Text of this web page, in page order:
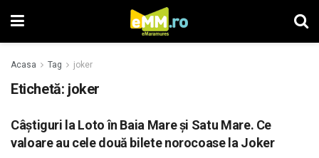
Acasa Tag joker
Etichetă: joker
Câștiguri la Loto în Baia Mare și Satu Mare. Ce
valoare au cele două bilete norocoase la Joker